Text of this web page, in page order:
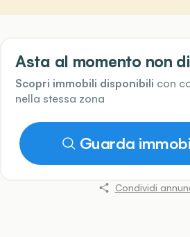
Asta al momento non
Scopri immobili disponibili con
nella stessa zona
Guarda
Condividi